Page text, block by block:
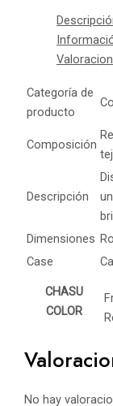
Categoría de
producto
Composición
Descripción
Dimensiones
Case
CHASU
COLOR
No hay